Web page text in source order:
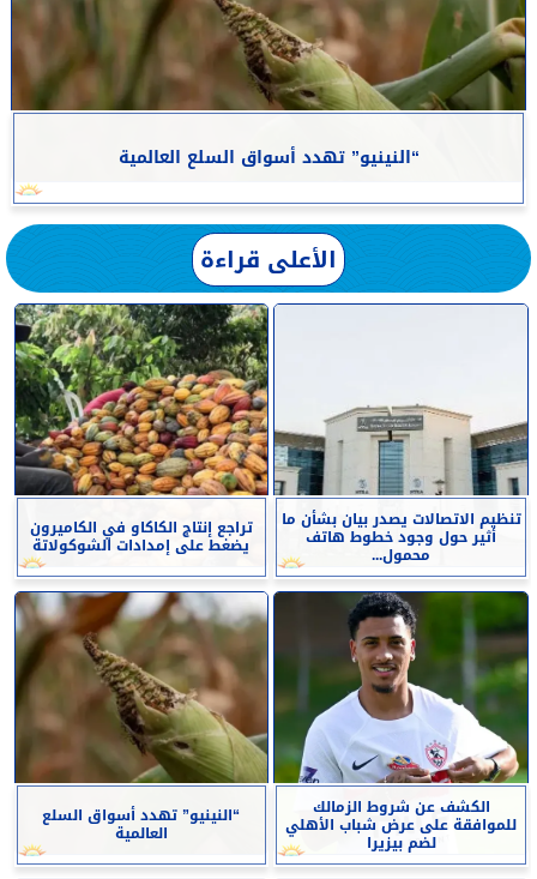
“النينيو” تهدد أسواق السلع العالمية
الأعلى قراءة
تنظيم الاتصالات يصدر بيان بشأن ما
أثير حول وجود خطوط هاتف
محمول...
تراجع إنتاج الكاكاو في الكاميرون
يضغط على إمدادات الشوكولاتة
الكشف عن شروط الزمالك
للموافقة على عرض شباب الأهلي
لضم بيزيرا
“النينيو” تهدد أسواق السلع
العالمية